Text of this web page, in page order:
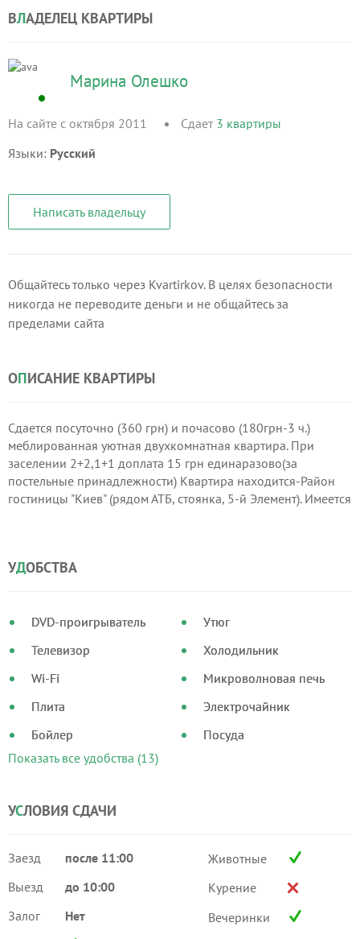
ВЛАДЕЛЕЦ КВАРТИРЫ
Марина Олешко
На сайте с октября 2011 Сдает 3 квартиры
Языки: Русский
Написать владельцу
Общайтесь только через Kvartirkov. В целях безопасности
никогда не переводите деньги и не общайтесь за
пределами сайта
ОПИСАНИЕ КВАРТИРЫ
Сдается посуточно (360 грн) и почасово (180грн-3 ч.)
меблированная уютная двухкомнатная квартира. При
заселении 2+2,1+1 доплата 15 грн единаразово(за
постельные принадлежности) Квартира находится-Район
гостиницы "Киев" (рядом АТБ, стоянка, 5-й Элемент). Имеется
УДОБСТВА
DVD-проигрыватель
Телевизор
Wi-Fi
Плита
Бойлер
Утюг
Холодильник
Микроволновая печь
Электрочайник
Посуда
Показать все удобства (13)
УСЛОВИЯ СДАЧИ
Заезд
после 11:00
Выезд
до 10:00
Залог
Нет
Животные
Курение
Вечеринки